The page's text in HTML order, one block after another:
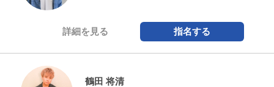
詳細を見る 指名する
鶴田 将清